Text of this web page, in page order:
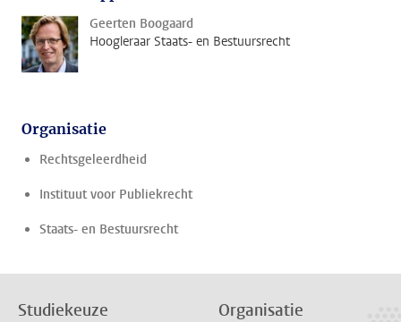
Geerten Boogaard
Hoogleraar Staats- en Bestuursrecht
Organisatie
Rechtsgeleerdheid
Instituut voor Publiekrecht
Staats- en Bestuursrecht
Studiekeuze Organisatie